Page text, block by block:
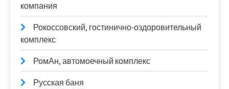
компания
Рокоссовский, гостинично-оздоровительный
комплекс
РомАн, автомоечный комплекс
Русская баня